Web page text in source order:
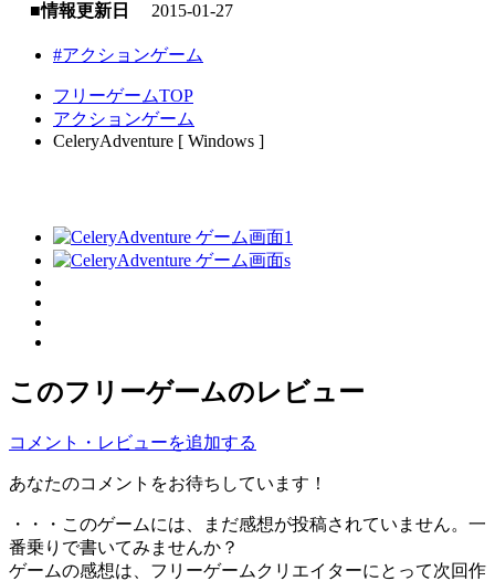
■情報更新日
2015-01-27
#アクションゲーム
フリーゲームTOP
アクションゲーム
CeleryAdventure [ Windows ]
このフリーゲームのレビュー
コメント・レビューを追加する
あなたのコメントをお待ちしています！
・・・このゲームには、まだ感想が投稿されていません。一
番乗りで書いてみませんか？
ゲームの感想は、フリーゲームクリエイターにとって次回作